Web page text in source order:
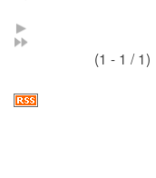
(1 - 1 / 1)